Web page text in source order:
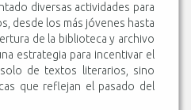
diversas actividades para
desde los más jóvenes hasta
de la biblioteca y archivo
estrategia para incentivar el
de textos literarios, sino
que reflejan el pasado del